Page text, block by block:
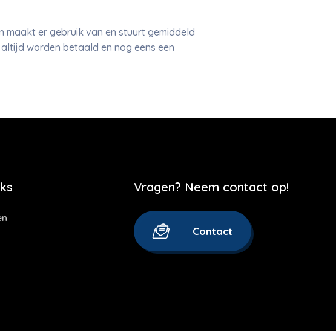
maakt er gebruik van en stuurt gemiddeld
worden betaald en nog eens een
Vragen? Neem contact op!
Contact